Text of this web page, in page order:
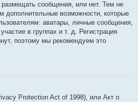
размещать сообщения, или нет. Тем не
дополнительные возможности, которые
аватары, личные сообщения,
в группах и т. д. Регистрация
поэтому мы рекомендуем это
Protection Act of 1998), или Акт о